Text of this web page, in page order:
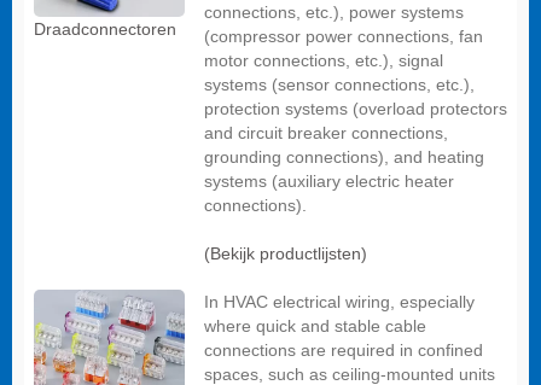
Draadconnectoren
connections, etc.), power systems
(compressor power connections, fan
motor connections, etc.), signal
systems (sensor connections, etc.),
protection systems (overload protectors
and circuit breaker connections,
grounding connections), and heating
systems (auxiliary electric heater
connections).
(Bekijk productlijsten)
In HVAC electrical wiring, especially
where quick and stable cable
connections are required in confined
spaces, such as ceiling-mounted units